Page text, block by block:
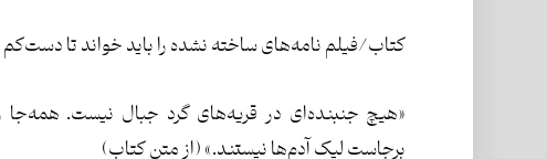
کتاب/فیلم نامه‌های ساخته نشده را باید خواند تا
«هیچ جنبنده‌ای در قریه‌های گرد جبال نیست.
برجاست لیک آدم‌ها نیستند.» (از متن کتاب)